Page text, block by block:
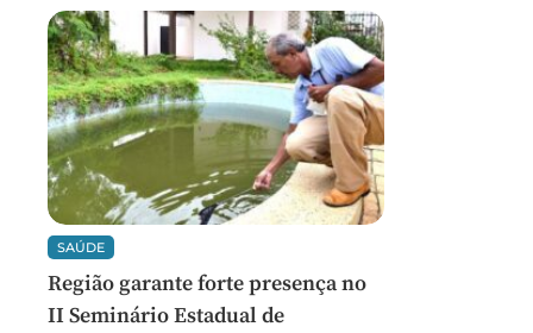
SAÚDE
Região garante forte presença no
II Seminário Estadual de